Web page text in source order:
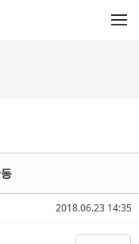
2018.06.23 14:35